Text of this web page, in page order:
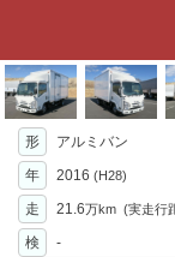
形 アルミバン
年
2016 (H28)
走 21.6万km (実走行
検
-